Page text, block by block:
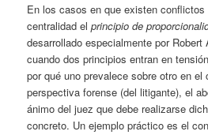
En los casos en que existen
centralidad elprincipio de
desarrollado especialmente por
cuando dos principios entran en
por qué uno prevalece sobre otro en
perspectiva forense (del litigante), el
ánimo del juez que debe realizarse
concreto. Un ejemplo práctico es el